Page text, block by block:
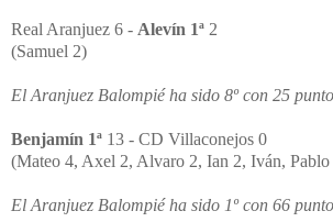
Real Aranjuez 6 - Alevín 1ª 2
(Samuel 2)
El Aranjuez Balompié ha sido 8º con 25
Benjamín 1ª 13 - CD Villaconejos 0
(Mateo 4, Axel 2, Alvaro 2, Ian 2, Iván,
El Aranjuez Balompié ha sido 1º con 66